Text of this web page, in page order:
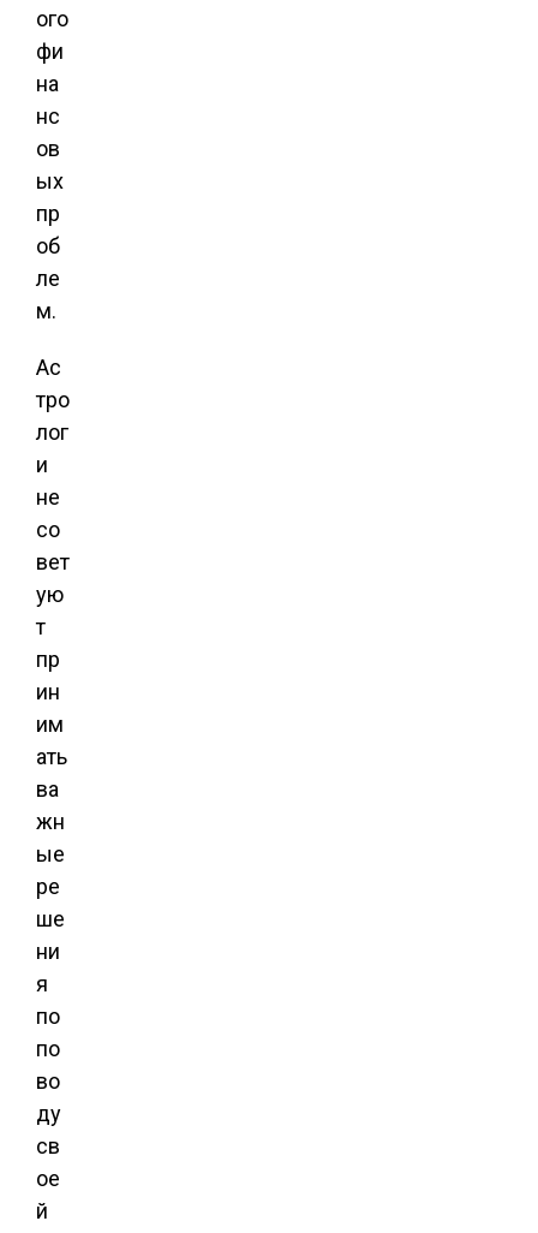
ого
фи
на
нс
ов
ых
пр
об
ле
м.
Ас
тро
лог
и
не
со
вет
ую
т
пр
ин
им
ать
ва
жн
ые
ре
ше
ни
я
по
по
во
ду
св
ое
й